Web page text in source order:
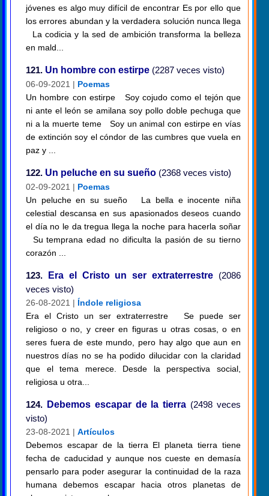
jóvenes es algo muy difícil de encontrar Es por ello que
los errores abundan y la verdadera solución nunca llega
La codicia y la sed de ambición transforma la belleza
en mald...
121. Un hombre con estirpe (2287 veces visto)
06-09-2021 | Poemas
Un hombre con estirpe Soy cojudo como el tejón que
ni ante el león se amilana soy pollo doble pechuga que
ni a la muerte teme Soy un animal con estirpe en vías
de extinción soy el cóndor de las cumbres que vuela en
paz y ...
122. Un peluche en su sueño (2368 veces visto)
02-09-2021 | Poemas
Un peluche en su sueño La bella e inocente niña
celestial descansa en sus apasionados deseos cuando
el día no le da tregua llega la noche para hacerla soñar
Su temprana edad no dificulta la pasión de su tierno
corazón ...
123. Era el Cristo un ser extraterrestre (2086
veces visto)
26-08-2021 | Índole religiosa
Era el Cristo un ser extraterrestre Se puede ser
religioso o no, y creer en figuras u otras cosas, o en
seres fuera de este mundo, pero hay algo que aun en
nuestros días no se ha podido dilucidar con la claridad
que el tema merece. Desde la perspectiva social,
religiosa u otra...
124. Debemos escapar de la tierra (2498 veces
visto)
23-08-2021 | Artículos
Debemos escapar de la tierra El planeta tierra tiene
fecha de caducidad y aunque nos cueste en demasía
pensarlo para poder asegurar la continuidad de la raza
humana debemos escapar hacia otros planetas de